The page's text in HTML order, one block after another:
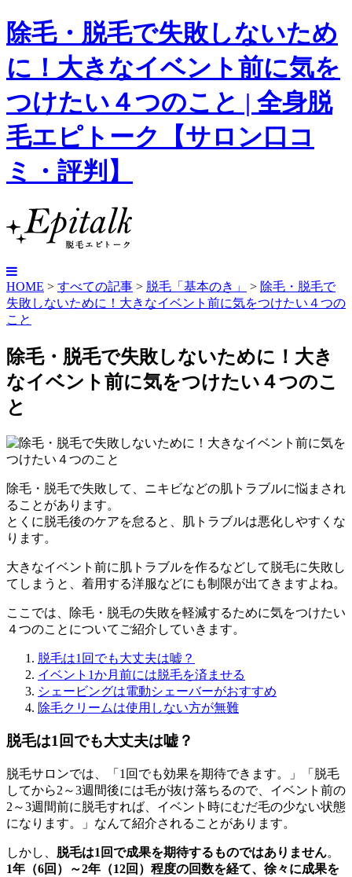
除毛・脱毛で失敗しないため
に！大きなイベント前に気を
つけたい４つのこと | 全身脱
毛エピトーク【サロン口コ
ミ・評判】
HOME > すべての記事 > 脱毛「基本のき」 > 除毛・脱毛で
失敗しないために！大きなイベント前に気をつけたい４つの
こと
除毛・脱毛で失敗しないために！大き
なイベント前に気をつけたい４つのこ
と
除毛・脱毛で失敗して、ニキビなどの肌トラブルに悩まされ
ることがあります。
とくに脱毛後のケアを怠ると、肌トラブルは悪化しやすくな
ります。
大きなイベント前に肌トラブルを作るなどして脱毛に失敗し
てしまうと、着用する洋服などにも制限が出てきますよね。
ここでは、除毛・脱毛の失敗を軽減するために気をつけたい
４つのことについてご紹介していきます。
脱毛は1回でも大丈夫は嘘？
イベント1か月前には脱毛を済ませる
シェービングは電動シェーバーがおすすめ
除毛クリームは使用しない方が無難
脱毛は1回でも大丈夫は嘘？
脱毛サロンでは、「1回でも効果を期待できます。」「脱毛
してから2～3週間後には毛が抜け落ちるので、イベント前の
2～3週間前に脱毛すれば、イベント時にむだ毛の少ない状態
になります。」なんて紹介されることがあります。
しかし、 脱毛は1回で成果を期待するものではありません。
1年（6回）～2年（12回）程度の回数を経て、徐々に成果を